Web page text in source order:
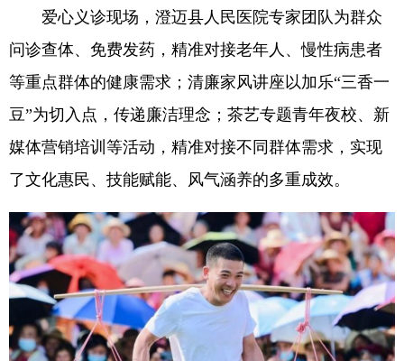
爱心义诊现场，澄迈县人民医院专家团队为群众
问诊查体、免费发药，精准对接老年人、慢性病患者
等重点群体的健康需求；清廉家风讲座以加乐“三香一
豆”为切入点，传递廉洁理念；茶艺专题青年夜校、新
媒体营销培训等活动，精准对接不同群体需求，实现
了文化惠民、技能赋能、风气涵养的多重成效。